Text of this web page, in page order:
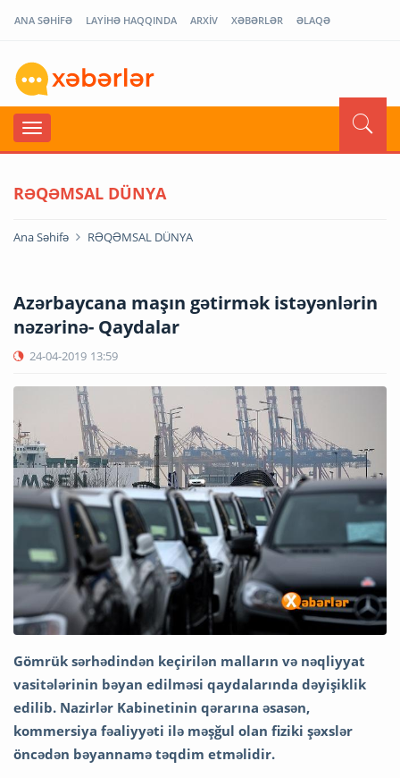
ANA SƏHİFƏ LAYİHƏ HAQQINDA ARXİV XƏBƏRLƏR ƏLAQƏ
RƏQƏMSAL DÜNYA
Ana Səhifə RƏQƏMSAL DÜNYA
Azərbaycana maşın gətirmək istəyənlərin
nəzərinə- Qaydalar
24-04-2019 13:59
Gömrük sərhədindən keçirilən malların və nəqliyyat
vasitələrinin bəyan edilməsi qaydalarında dəyişiklik
edilib. Nazirlər Kabinetinin qərarına əsasən,
kommersiya fəaliyyəti ilə məşğul olan fiziki şəxslər
öncədən bəyannamə təqdim etməlidir.